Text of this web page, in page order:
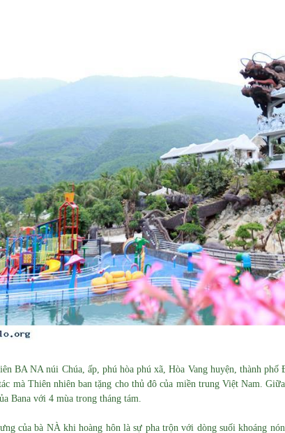
BA NA núi Chúa, ấp, phú hòa phú xã, Hòa Vang huyện, thành
mà Thiên nhiên ban tặng cho thủ đô của miền trung Việt Nam.
Bana với 4 mùa trong tháng tám.
của bà NÀ khi hoàng hôn là sự pha trộn với dòng suối khoáng